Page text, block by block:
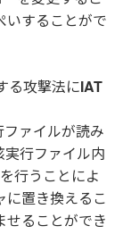
いすることがで
る攻撃法にIAT
ファイルが読み
行ファイル内
行うことによ
に置き換えるこ
せることができ